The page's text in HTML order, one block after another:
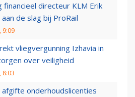
financieel directeur KLM Erik
de slag bij ProRail
9:09
vliegvergunning Izhavia in
over veiligheid
8:03
onderhoudslicenties